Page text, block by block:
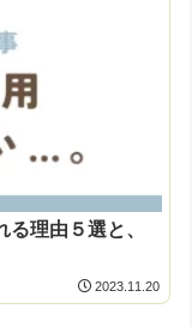
理由５選と、
2023.11.20